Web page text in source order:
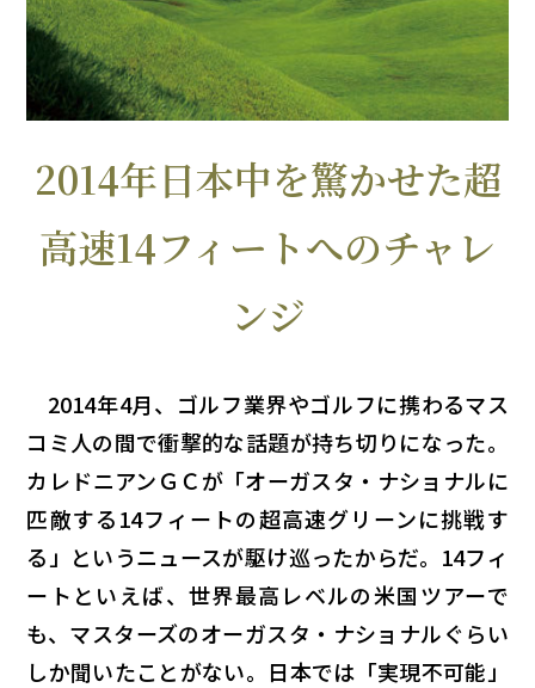
2014年日本中を驚かせた超
高速14フィートへのチャレ
ンジ
2014年4月、ゴルフ業界やゴルフに携わるマス
コミ人の間で衝撃的な話題が持ち切りになった。
カレドニアンＧＣが「オーガスタ・ナショナルに
匹敵する14フィートの超高速グリーンに挑戦す
る」というニュースが駆け巡ったからだ。14フィ
ートといえば、世界最高レベルの米国ツアーで
も、マスターズのオーガスタ・ナショナルぐらい
しか聞いたことがない。日本では「実現不可能」